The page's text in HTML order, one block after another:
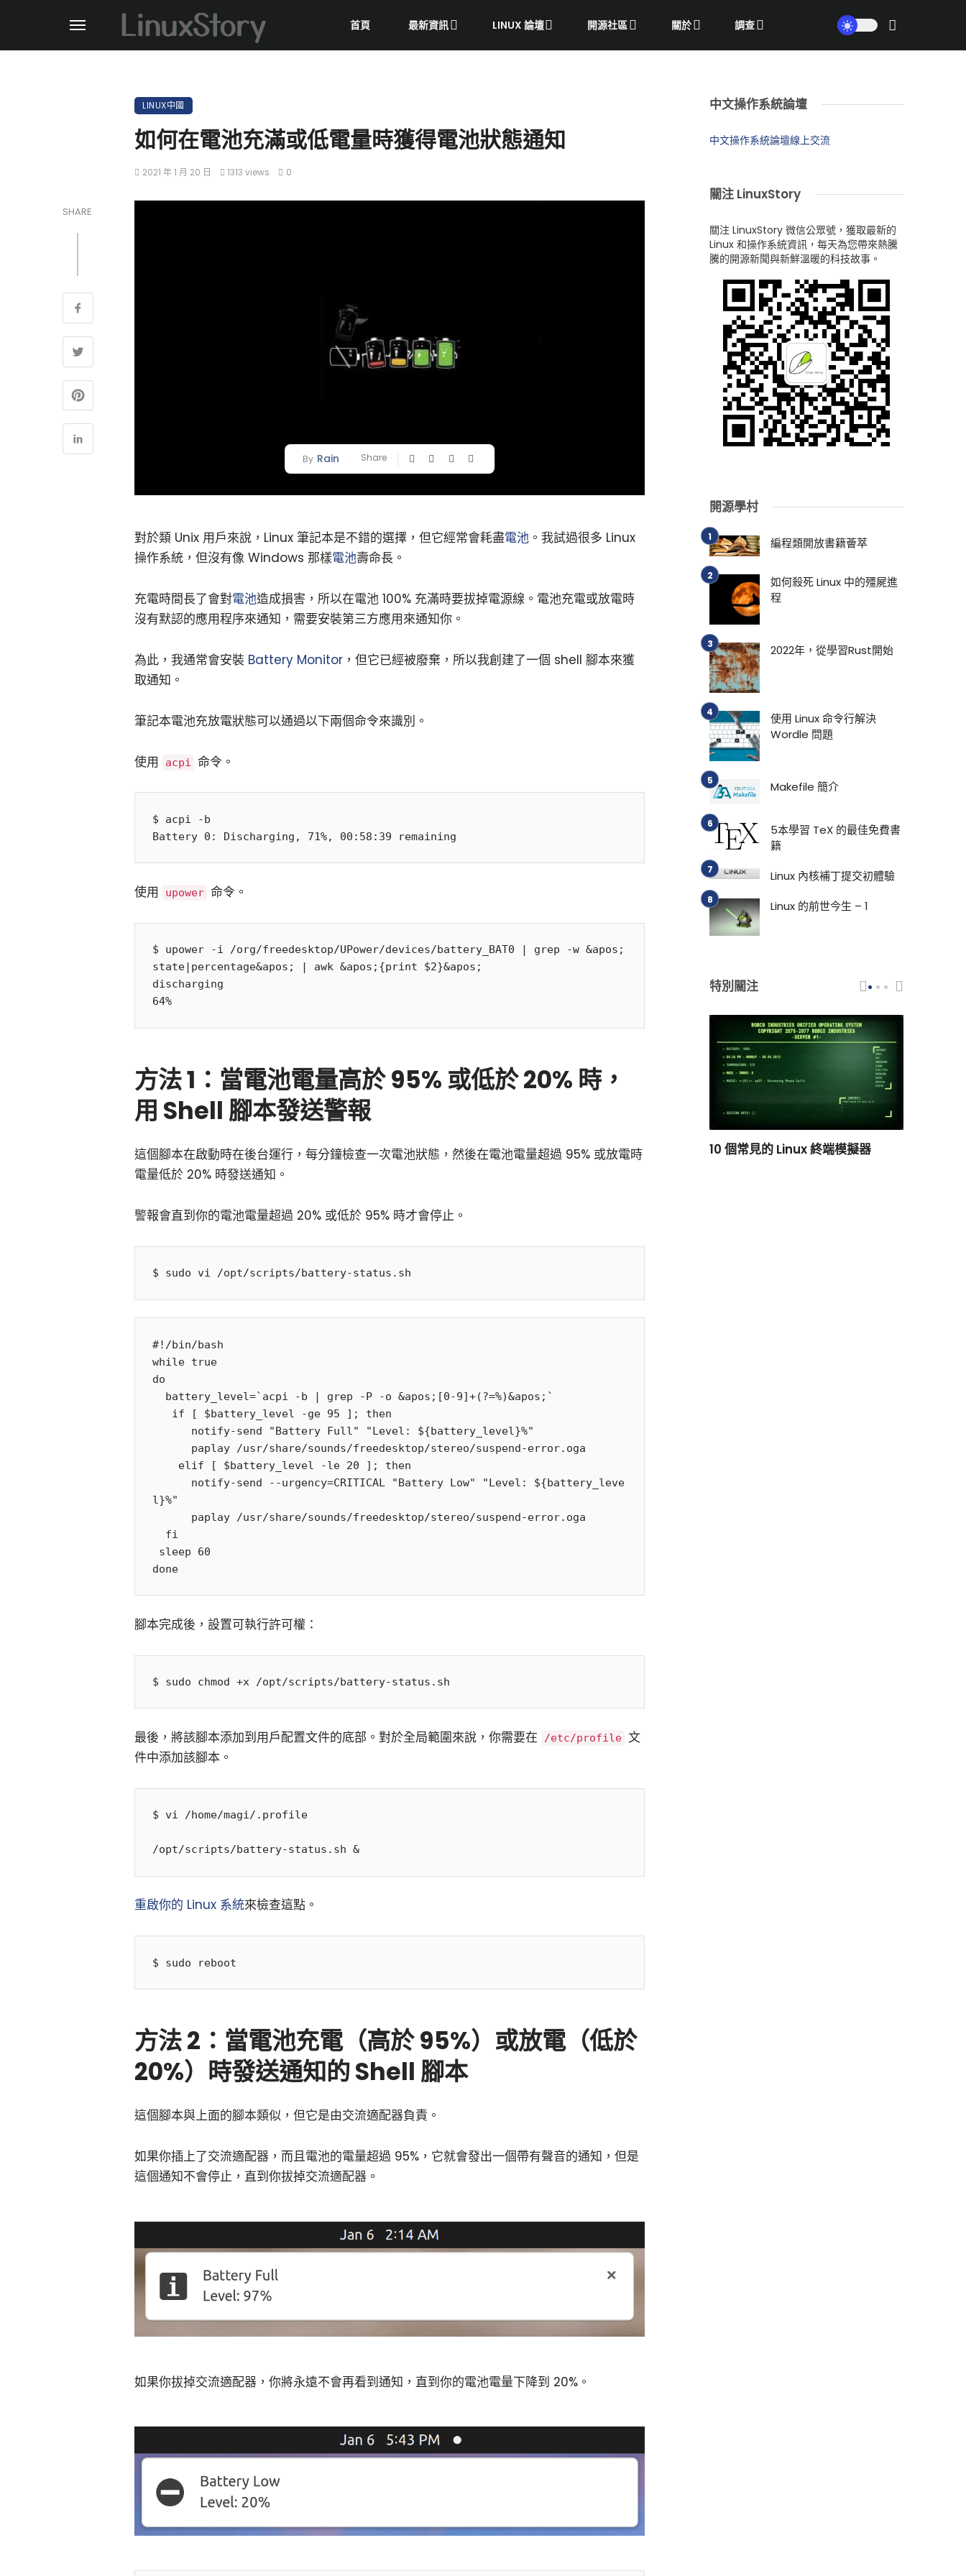
首頁 最新資訊 LINUX 論壇 開源社區 關於 調查
LINUX中國
如何在電池充滿或低電量時獲得電池狀態通知
2021 年 1 月 20 日 1313 views 0
SHARE
By Rain Share
對於類 Unix 用戶來說，Linux 筆記本是不錯的選擇，但它經常會耗盡電池 。我試過很多 Linux
操作系統，但沒有像 Windows 那樣電池壽命長。
充電時間長了會對電池造成損害，所以在電池 100% 充滿時要拔掉電源線。電池充電或放電時
沒有默認的應用程序來通知，需要安裝第三方應用來通知你。
為此，我通常會安裝 Battery Monitor ，但它已經被廢棄，所以我創建了一個 shell 腳本來獲
取通知。
筆記本電池充放電狀態可以通過以下兩個命令來識別。
使用 acpi 命令。
$ acpi -b
使用 upower 命令。
$ upower -i /org/freedesktop/UPower/devices/battery_BAT0 | grep -w &apos;
state|percentage&apos; | awk &apos;{print $2}&apos;
discharging
方法 1：當電池電量高於 95% 或低於 20% 時，
用 Shell 腳本發送警報
這個腳本在啟動時在後台運行，每分鐘檢查一次電池狀態，然後在電池電量超過 95% 或放電時
電量低於 20% 時發送通知。
警報會直到你的電池電量超過 20% 或低於 95% 時才會停止。
#!/bin/bash
while true
do
l}%"
腳本完成後，設置可執行許可權：
最後，將該腳本添加到用戶配置文件的底部。對於全局範圍來說，你需要在 /etc/profile 文
件中添加該腳本。
$ vi /home/magi/.profile
重啟你的 Linux 系統來檢查這點。
方法 2：當電池充電（高於 95%）或放電（低於
20%）時發送通知的 Shell 腳本
這個腳本與上面的腳本類似，但它是由交流適配器負責。
如果你插上了交流適配器，而且電池的電量超過 95%，它就會發出一個帶有聲音的通知，但是
這個通知不會停止，直到你拔掉交流適配器。
如果你拔掉交流適配器，你將永遠不會再看到通知，直到你的電池電量下降到 20%。
中文操作系統論壇
中文操作系統論壇線上交流
關注 LinuxStory
關注 LinuxStory 微信公眾號，獲取最新的
Linux 和操作系統資訊，每天為您帶來熱騰
騰的開源新聞與新鮮溫暖的科技故事。
開源學村
編程類開放書籍薈萃
如何殺死 Linux 中的殭屍進
程
2022年，從學習Rust開始
使用 Linux 命令行解決
Wordle 問題
Makefile 簡介
5本學習 TeX 的最佳免費書
籍
Linux 內核補丁提交初體驗
Linux 的前世今生 – 1
特別關注
小白觀察：Let&apos;s Encrpt 正更開放的分散式事務 | Fescar 品牌
10 個常見的 Linux 終端模擬器